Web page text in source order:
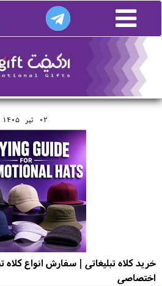
02 تير 1405
خرید کلاه تبلیغاتی | سفارش انواع کلاه
اختصاصی